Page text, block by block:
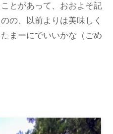
とがあって、おおよそ記
の、以前よりは美味しく
まーにでいいかな（ごめ